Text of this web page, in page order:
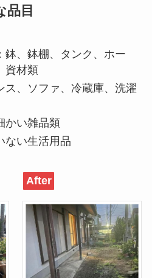
品目
鉢、鉢棚、タンク、ホー
資材類
ス、ソファ、冷蔵庫、洗濯
かい雑品類
ない生活用品
After